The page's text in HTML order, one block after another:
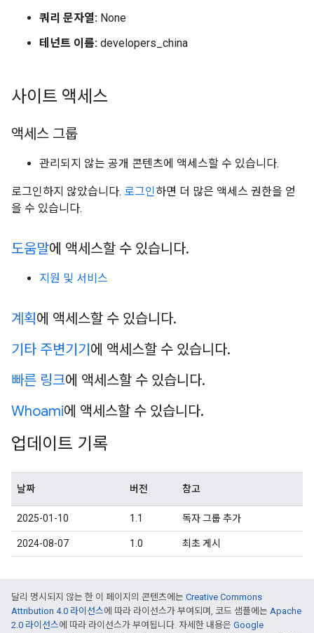
쿼리 문자열: None
테넌트 이름: developers_china
사이트 액세스
액세스 그룹
관리되지 않는 공개 콘텐츠에 액세스할 수 있습니다.
로그인하지 않았습니다. 로그인하면 더 많은 액세스 권한을 얻
을 수 있습니다.
도움말에 액세스할 수 있습니다.
지원 및 서비스
계획에 액세스할 수 있습니다.
기타 주변기기 에 액세스할 수 있습니다.
빠른 링크에 액세스할 수 있습니다.
Whoami에 액세스할 수 있습니다.
업데이트 기록
날짜 버전 참고
2025-01-10 1.1 독자 그룹 추가
2024-08-07 1.0 최초 게시
달리 명시되지 않는 한 이 페이지의 콘텐츠에는 Creative Commons
Attribution 4.0 라이선스에 따라 라이선스가 부여되며, 코드 샘플에는 Apache
2.0 라이선스에 따라 라이선스가 부여됩니다. 자세한 내용은 Google